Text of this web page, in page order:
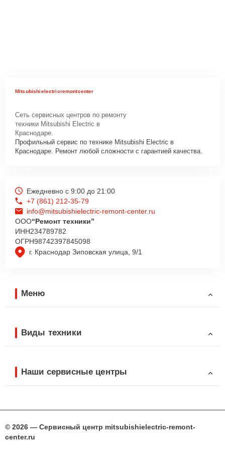
Mitsubishielectricremontcenter
Сеть сервисных центров по ремонту
техники Mitsubishi Electric в
Краснодаре.
Профильный сервис по технике Mitsubishi Electric в
Краснодаре. Ремонт любой сложности с гарантией качества.
г. Краснодар Зиповская улица, 9/1
Ежедневно с 9:00 до 21:00
+7 (861) 212-35-79
info@mitsubishielectric-remont-center.ru
ООО“Ремонт техники”
ИНН234789782
ОГРН98742397845098
Меню
Виды техники
Наши сервисные центры
© 2026 — Сервисный центр mitsubishielectric-remont-
center.ru